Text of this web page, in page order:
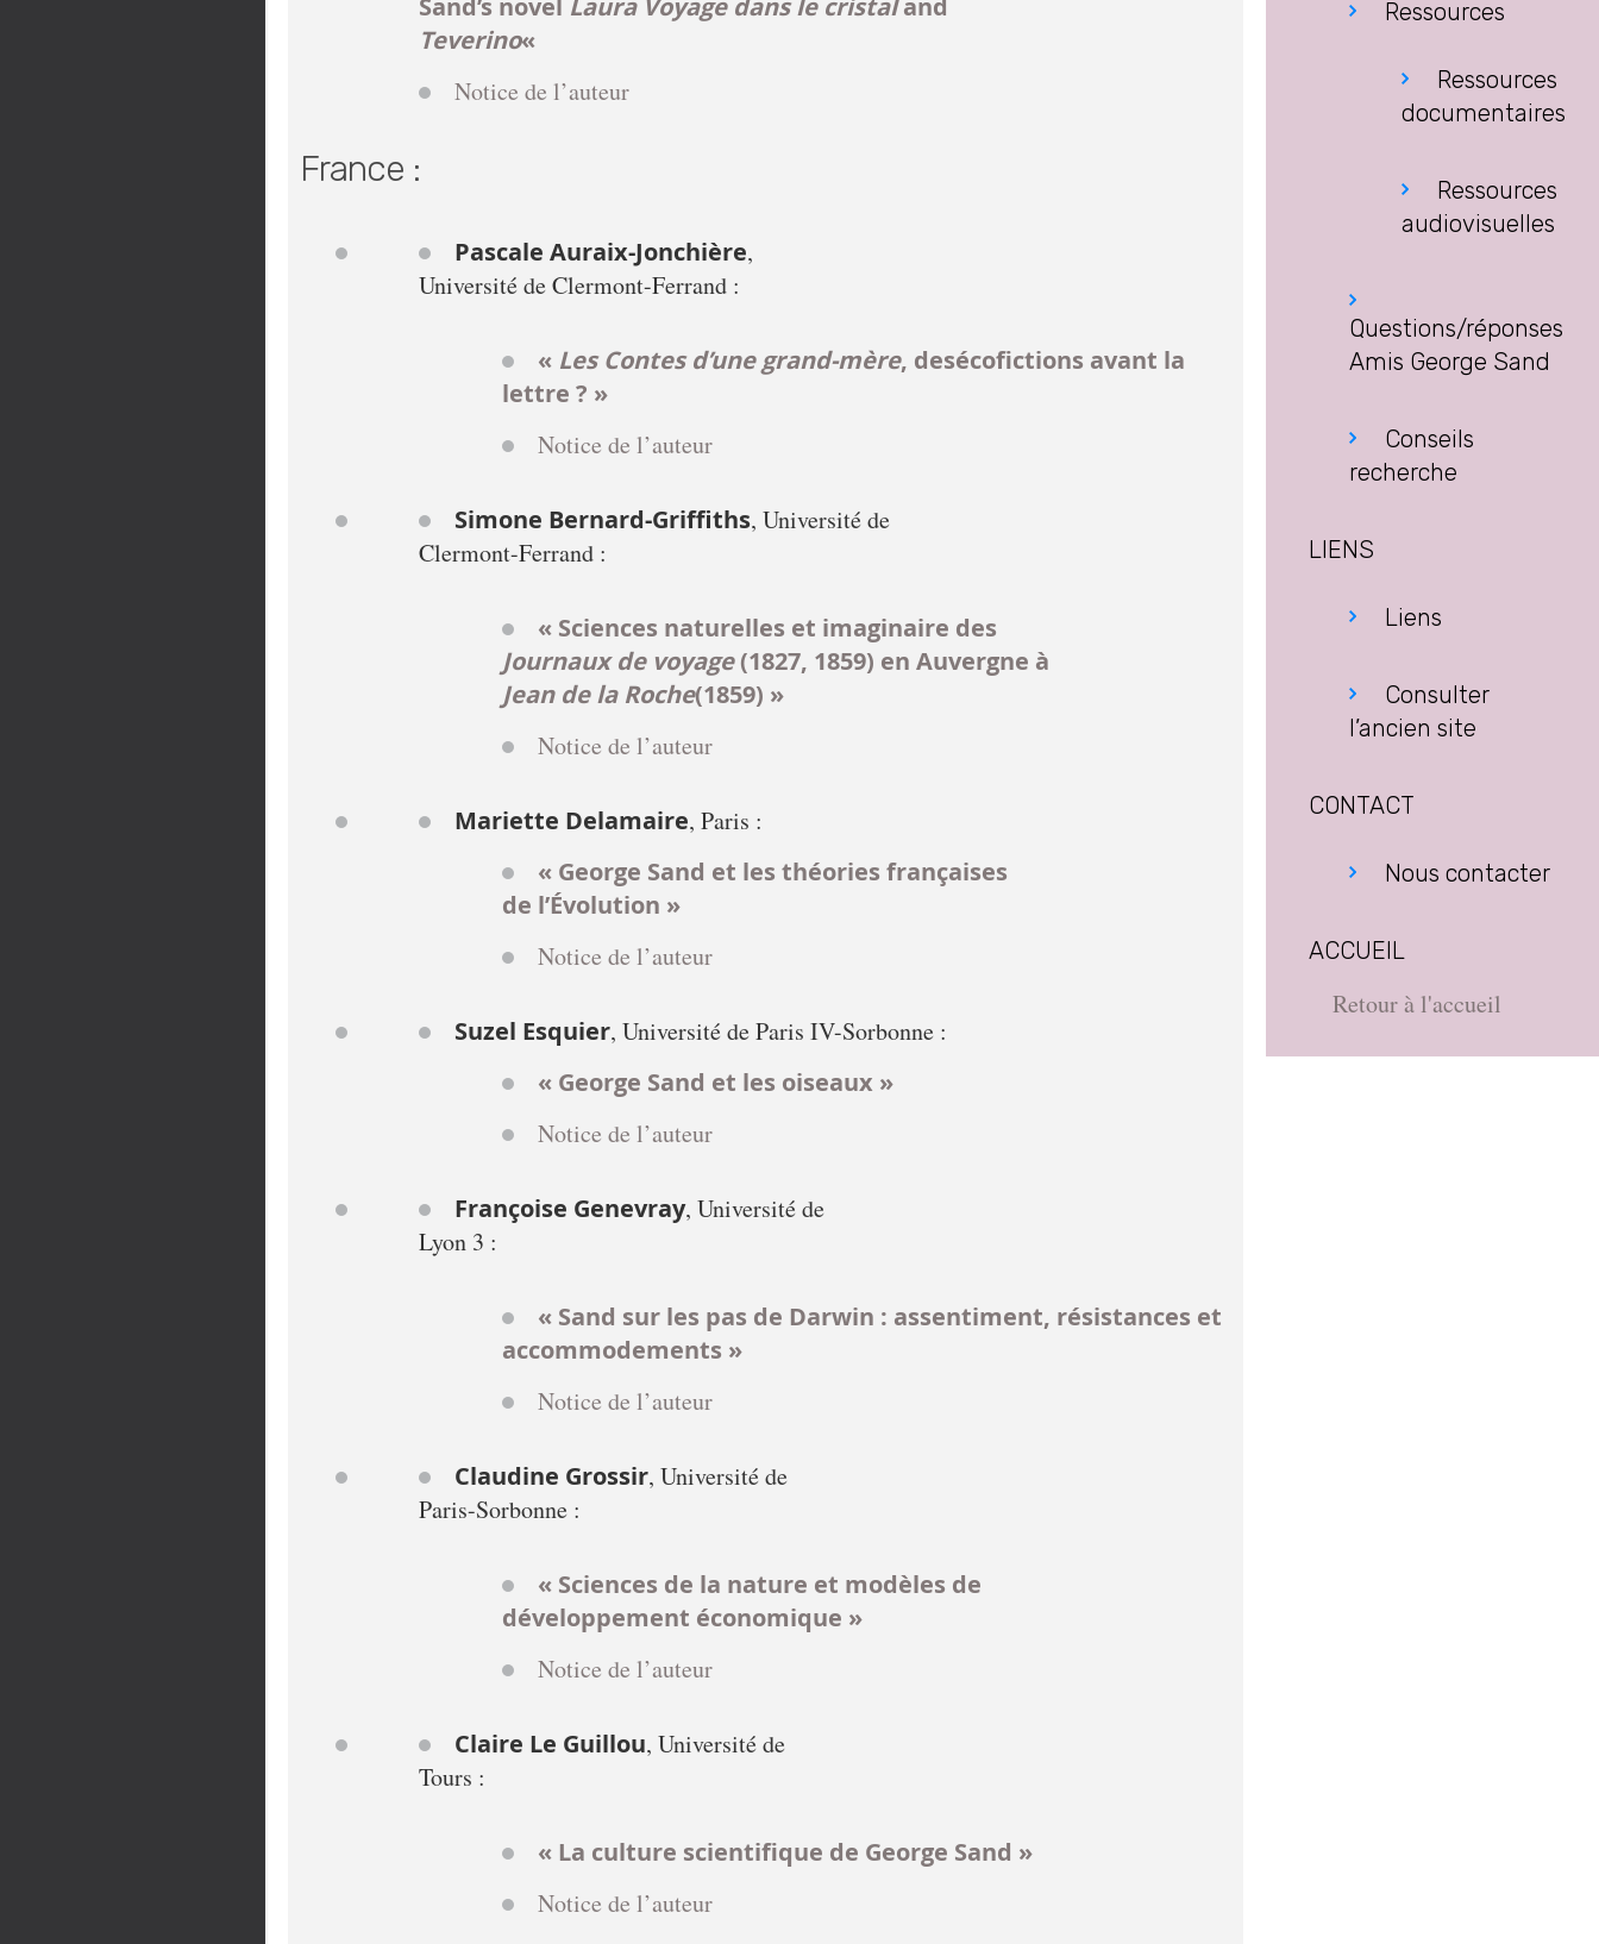
Teverino«
Notice de l’auteur
France :
Pascale Auraix-Jonchière,
Université de Clermont-Ferrand :
« Les Contes d’une grand-mère, desécofictions avant la
lettre ? »
Notice de l’auteur
Simone Bernard-Griffiths, Université de
Clermont-Ferrand :
« Sciences naturelles et imaginaire des
Journaux de voyage(1827, 1859) en Auvergne à
Jean de la Roche(1859) »
Notice de l’auteur
Mariette Delamaire, Paris :
« George Sand et les théories françaises
de l’Évolution »
Notice de l’auteur
Suzel Esquier, Université de Paris IV-Sorbonne :
« George Sand et les oiseaux »
Notice de l’auteur
Françoise Genevray, Université de
Lyon 3 :
« Sand sur les pas de Darwin : assentiment, résistances et
accommodements »
Notice de l’auteur
Claudine Grossir, Université de
Paris-Sorbonne :
« Sciences de la nature et modèles de
développement économique »
Notice de l’auteur
Claire Le Guillou, Université de
Tours :
« La culture scientifique de George Sand »
Notice de l’auteur
Ressources
Ressources
documentaires
Ressources
audiovisuelles
Questions/réponses
Amis George Sand
Conseils
recherche
LIENS
Liens
Consulter
l’ancien site
CONTACT
Nous contacter
ACCUEIL
Retour à l'accueil